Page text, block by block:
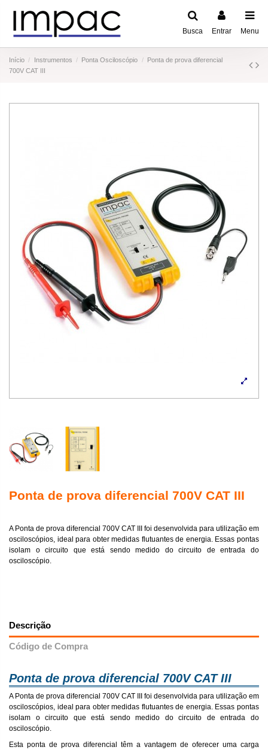
Busca Entrar Menu
Início Instrumentos Ponta Osciloscópio
Ponta de prova diferencial
700V CAT III
Ponta de prova diferencial 700V CAT III
A Ponta de prova diferencial 700V CAT III foi desenvolvida para utilização em
osciloscópios, ideal para obter medidas flutuantes de energia. Essas pontas
isolam o circuito que está sendo medido do circuito de entrada do
osciloscópio.
Descrição
Código de Compra
Ponta de prova diferencial 700V CAT III
A Ponta de prova diferencial 700V CAT III foi desenvolvida para utilização em
osciloscópios, ideal para obter medidas flutuantes de energia. Essas pontas
isolam o circuito que está sendo medido do circuito de entrada do
osciloscópio.
Esta ponta de prova diferencial têm a vantagem de oferecer uma carga